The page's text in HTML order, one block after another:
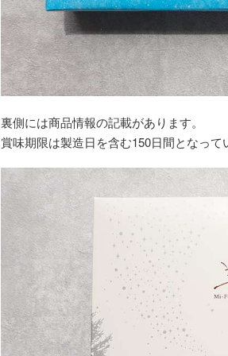
裏側には商品情報の記載があります。
賞味期限は製造日を含む150日間となって